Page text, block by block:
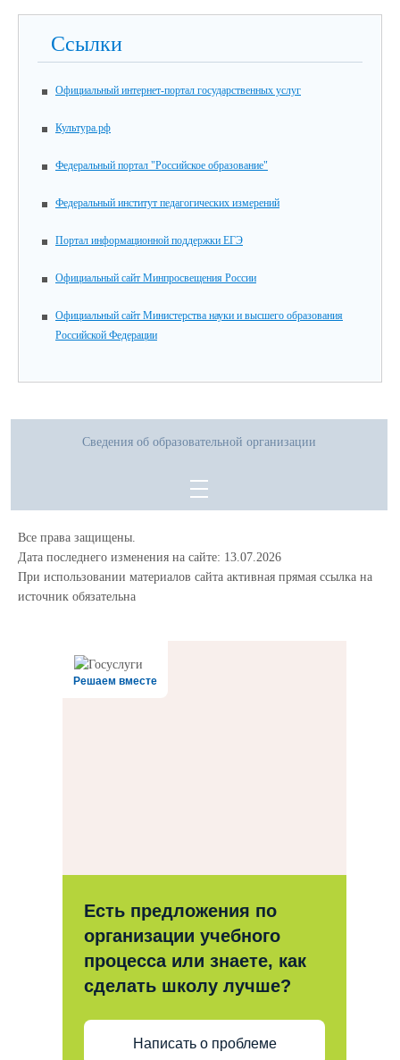
Ссылки
Официальный интернет-портал государственных услуг
Культура.рф
Федеральный портал "Российское образование"
Федеральный институт педагогических измерений
Портал информационной поддержки ЕГЭ
Официальный сайт Минпросвещения России
Официальный сайт Министерства науки и высшего образования
Российской Федерации
Сведения об образовательной организации
Все права защищены.
Дата последнего изменения на сайте: 13.07.2026
При использовании материалов сайта активная прямая ссылка на
источник обязательна
Решаем вместе
Есть предложения по
организации учебного
процесса или знаете, как
сделать школу лучше?
Написать о проблеме